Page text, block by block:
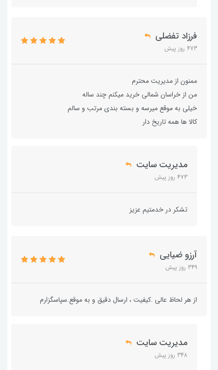
فرزاد تفضلی
473 روز پیش
ممنون از مدیریت محترم
من از خراسان شمالی خرید میکنم چند ساله
خیلی به موقع میرسه و بسته بندی مرتب و سالم
کالا ها همه تاریخ دار
مدیریت سایت
473 روز پیش
تشکر در خدمتیم عزیز
آرزو ضیایی
349 روز پیش
از هر لحاظ عالی .کیفیت ، ارسال دقیق و به موقع.سپاسگزارم
مدیریت سایت
348 روز پیش